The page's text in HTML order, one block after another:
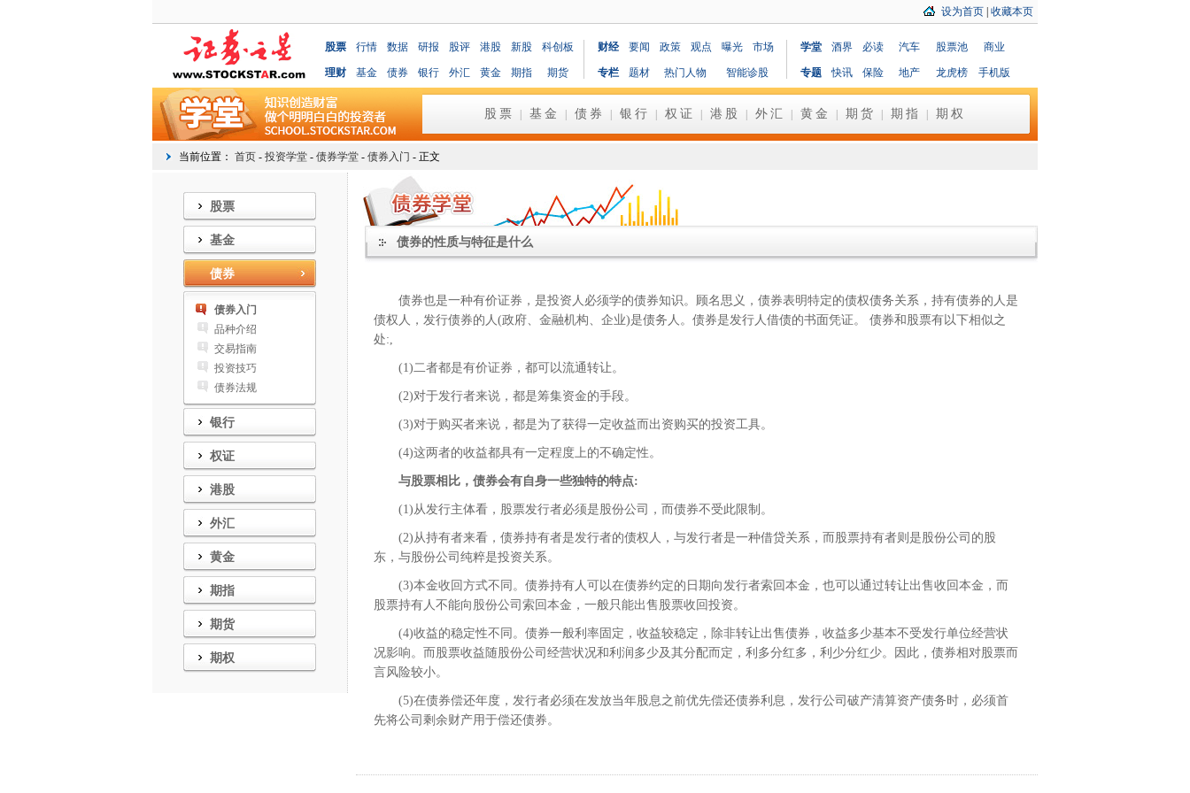
设为首页 收藏本页
股票 行情 数据 研报 股评 港股 新股 科创板
理财 基金 债券 银行 外汇 黄金 期指 期货
财经 要闻 政策 观点 曝光 市场
专栏 题材 热门人物 智能诊股
学堂 酒界 必读 汽车 股票池 商业
专题 快讯 保险 地产 龙虎榜 手机版
股票 基金 债券 银行 权证 港股 外汇 黄金 期货 期指 期权
当前位置： 首页 - 投资学堂 - 债券学堂 - 债券入门 - 正文
债券的性质与特征是什么
债券也是一种有价证券，是投资人必须学的债券知识。顾名思义，债券表明特定的债权债务关系，持有债券的人是
债权人，发行债券的人(政府、金融机构、企业)是债务人。债券是发行人借债的书面凭证。 债券和股票有以下相似之
处:,
(1)二者都是有价证券，都可以流通转让。
(2)对于发行者来说，都是筹集资金的手段。
(3)对于购买者来说，都是为了获得一定收益而出资购买的投资工具。
(4)这两者的收益都具有一定程度上的不确定性。
与股票相比，债券会有自身一些独特的特点:
(1)从发行主体看，股票发行者必须是股份公司，而债券不受此限制。
(2)从持有者来看，债券持有者是发行者的债权人，与发行者是一种借贷关系，而股票持有者则是股份公司的股
东，与股份公司纯粹是投资关系。
(3)本金收回方式不同。债券持有人可以在债券约定的日期向发行者索回本金，也可以通过转让出售收回本金，而
股票持有人不能向股份公司索回本金，一般只能出售股票收回投资。
(4)收益的稳定性不同。债券一般利率固定，收益较稳定，除非转让出售债券，收益多少基本不受发行单位经营状
况影响。而股票收益随股份公司经营状况和利润多少及其分配而定，利多分红多，利少分红少。因此，债券相对股票而
言风险较小。
(5)在债券偿还年度，发行者必须在发放当年股息之前优先偿还债券利息，发行公司破产清算资产债务时，必须首
先将公司剩余财产用于偿还债券。
股票
基金
债券
债券入门
品种介绍
交易指南
投资技巧
债券法规
银行
权证
港股
外汇
黄金
期指
期货
期权